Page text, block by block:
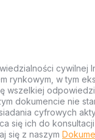
cywilnej
rynkowym, w tym
wszelkiej
dokumencie nie
cyfrowych
się ich do
się z naszym